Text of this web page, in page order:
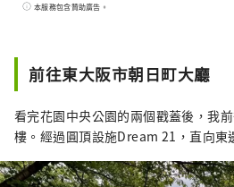
本服務包含贊助廣告。
前往東大阪市朝日町大廳
看完花園中央公園的兩個戳蓋後，我
樓。經過圓頂設施Dream 21，直向東